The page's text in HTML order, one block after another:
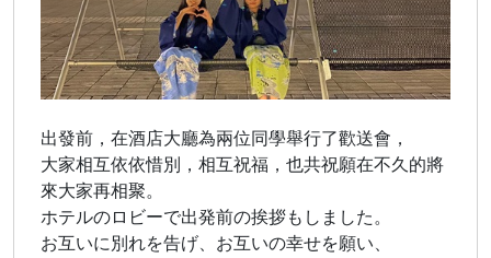
出發前，在酒店大廳為兩位同學舉行了歡送會，
大家相互依依惜別，相互祝福，也共祝願在不久的將
來大家再相聚。
ホテルのロビーで出発前の挨拶もしました。
お互いに別れを告げ、お互いの幸せを願い、